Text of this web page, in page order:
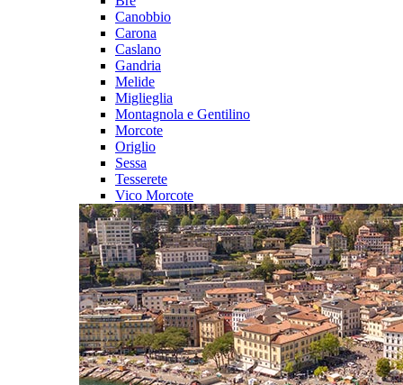
Canobbio
Carona
Caslano
Gandria
Melide
Miglieglia
Montagnola e Gentilino
Morcote
Origlio
Sessa
Tesserete
Vico Morcote